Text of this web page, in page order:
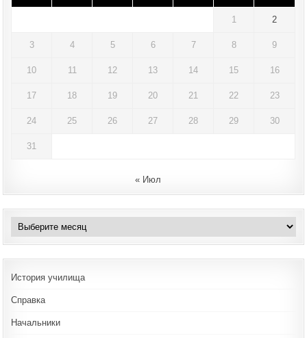
1 2
3 4 5 6 7 8 9
10 11 12 13 14 15 16
17 18 19 20 21 22 23
24 25 26 27 28 29 30
31
« Июл
Архивы
История училища
Справка
Начальники